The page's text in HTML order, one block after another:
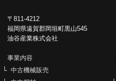
〒811-4212
福岡県遠賀郡岡垣町黒山545
油谷産業株式会社
事業内容
中古機械販売